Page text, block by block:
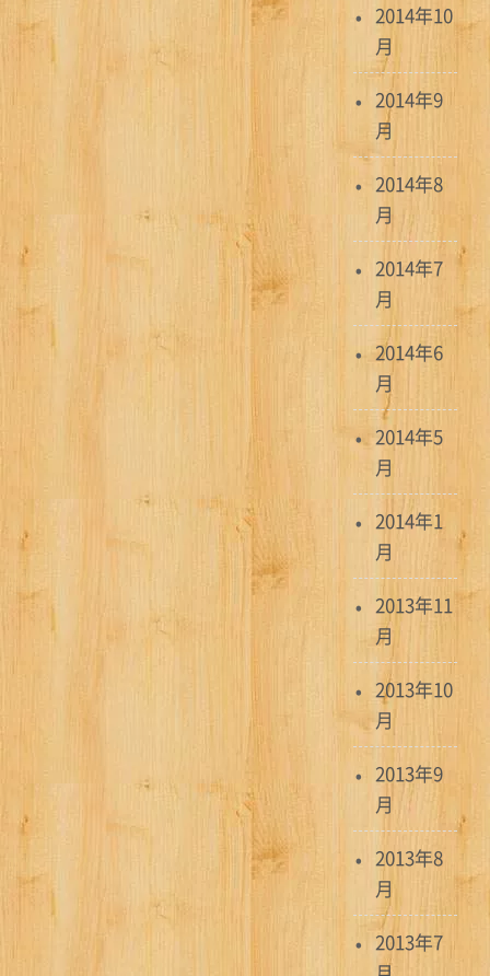
2014年10
月
2014年9
月
2014年8
月
2014年7
月
2014年6
月
2014年5
月
2014年1
月
2013年11
月
2013年10
月
2013年9
月
2013年8
月
2013年7